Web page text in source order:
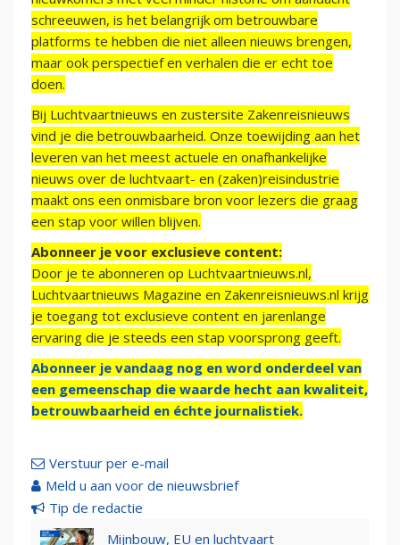
schreeuwen, is het belangrijk om betrouwbare
platforms te hebben die niet alleen nieuws brengen,
maar ook perspectief en verhalen die er echt toe
doen.
Bij Luchtvaartnieuws en zustersite Zakenreisnieuws
vind je die betrouwbaarheid. Onze toewijding aan het
leveren van het meest actuele en onafhankelijke
nieuws over de luchtvaart- en (zaken)reisindustrie
maakt ons een onmisbare bron voor lezers die graag
een stap voor willen blijven.
Abonneer je voor exclusieve content:
Door je te abonneren op Luchtvaartnieuws.nl,
Luchtvaartnieuws Magazine en Zakenreisnieuws.nl krijg
je toegang tot exclusieve content en jarenlange
ervaring die je steeds een stap voorsprong geeft.
Abonneer je vandaag nog en word onderdeel van
een gemeenschap die waarde hecht aan kwaliteit,
betrouwbaarheid en échte journalistiek.
Verstuur per e-mail
Meld u aan voor de nieuwsbrief
Tip de redactie
Mijnbouw, EU en luchtvaart